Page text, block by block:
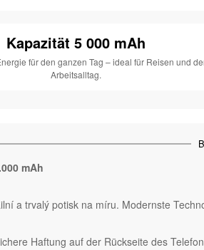
Kapazität 5 000 mAh
für den ganzen Tag – ideal für Reisen und
Arbeitsalltag.
mAh
a trvalý potisk na míru. Modernste
Haftung auf der Rückseite des